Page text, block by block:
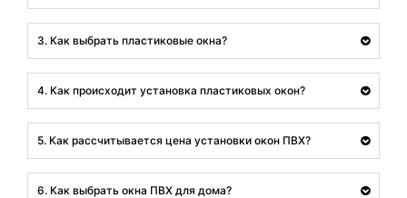
3. Как выбрать пластиковые окна?
4. Как происходит установка пластиковых окон?
5. Как рассчитывается цена установки окон ПВХ?
6. Как выбрать окна ПВХ для дома?